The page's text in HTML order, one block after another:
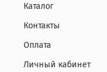
Каталог
Контакты
Оплата
Личный кабинет